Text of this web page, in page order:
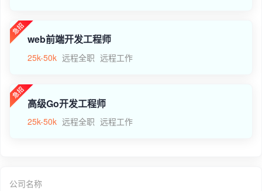
web前端开发工程师
25k-50k 远程全职 远程工作
高级Go开发工程师
25k-50k 远程全职 远程工作
公司名称